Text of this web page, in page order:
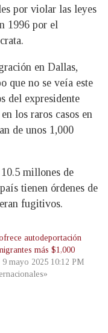
por violar las leyes
1996 por el
en Dallas,
que no se veía este
del expresidente
los raros casos en
de unos 1,000
millones de
tienen órdenes de
fugitivos.
autodeportación
más $1,000
9 mayo 2025 10:12 PM